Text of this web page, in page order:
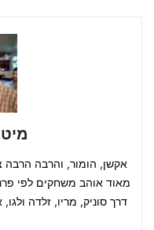
אקשן, הומור, והרבה
מאוד אוהב משחקים לפי
דרך סוניק, מריו, זלדה